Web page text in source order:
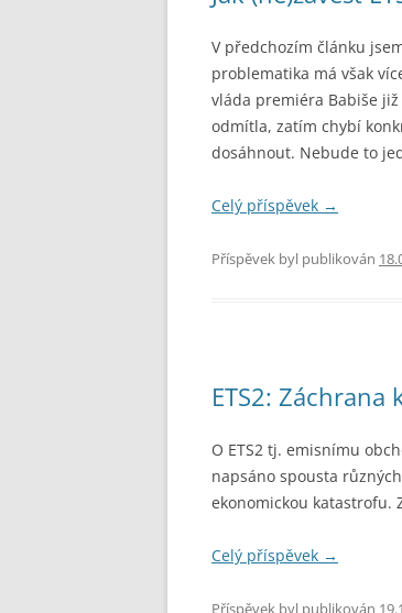
V předchozím článku
problematika má však
vláda premiéra Babiše
odmítla, zatím chybí
dosáhnout. Nebude to
Celý příspěvek →
Příspěvek byl publikován
ETS2:
O ETS2 tj. emisnímu
napsáno spousta
ekonomickou katastrofu.
Celý příspěvek →
Příspěvek byl publikován